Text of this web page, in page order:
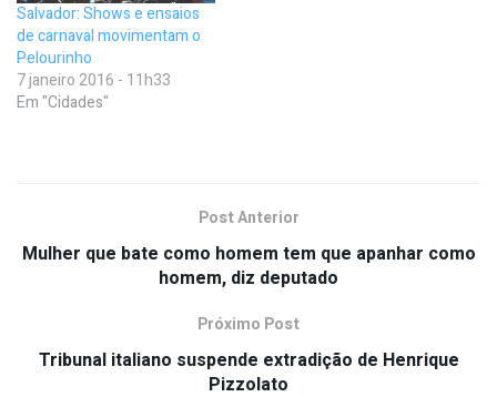
Salvador: Shows e ensaios
de carnaval movimentam o
Pelourinho
7 janeiro 2016 - 11h33
Em "Cidades"
Post Anterior
Mulher que bate como homem tem que apanhar como
homem, diz deputado
Próximo Post
Tribunal italiano suspende extradição de Henrique
Pizzolato